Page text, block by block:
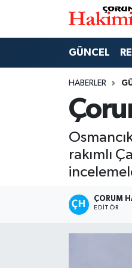
GÜNCEL
HABERLER
rakımlı
ÇORUM
EDITÖR
SAĞLIK
EKONOMİ
GÜNCEL
Nöbetçi Eczaneler
Çorum Namaz
Trafik Durumu
Süper Lig Puan
Tüm Manşetler